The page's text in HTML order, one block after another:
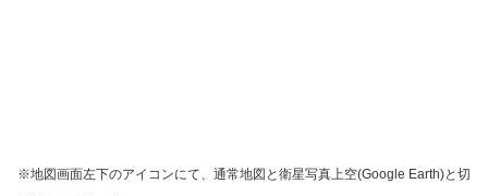
※地図画面左下のアイコンにて、通常地図と衛星写真上空(Google Earth)と切